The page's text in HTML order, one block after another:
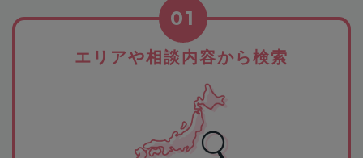
エリアや相談内容から検索
01